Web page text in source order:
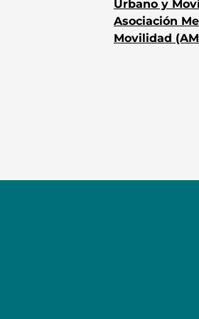
Urbano y
Asociación
Movilidad